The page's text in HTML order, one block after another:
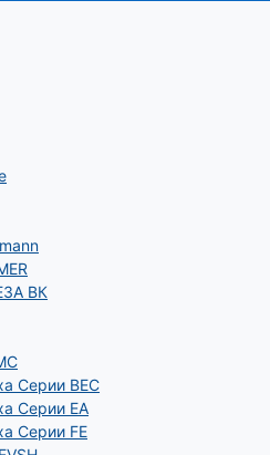
ВК
Серии BEC
Серии EA
Серии FE